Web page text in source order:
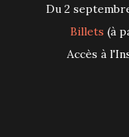
Du 2
Billets (à
Accès à